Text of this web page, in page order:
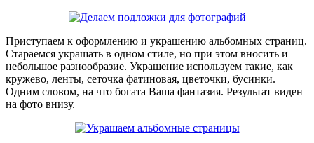
Приступаем к оформлению и украшению альбомных страниц.
Стараемся украшать в одном стиле, но при этом вносить и
небольшое разнообразие. Украшение используем такие, как
кружево, ленты, сеточка фатиновая, цветочки, бусинки.
Одним словом, на что богата Ваша фантазия. Результат виден
на фото внизу.